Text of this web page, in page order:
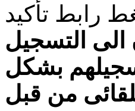
رابط تأكيد
الى التسجيل
بشكل
من قبل